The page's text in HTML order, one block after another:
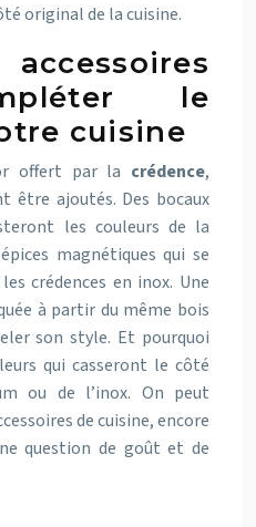
original de la cuisine.
le
cuisine
offert par la crédence,
être ajoutés. Des bocaux
les couleurs de la
magnétiques qui se
crédences en inox. Une
à partir du même bois
son style. Et pourquoi
qui casseront le côté
ou de l’inox. On peut
de cuisine, encore
question de goût et de